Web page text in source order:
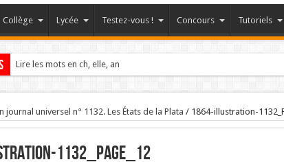
Collège Lycée Testez-vous ! Concours Tutoriels
Lire les mots en ch, elle, an
journal universel n° 1132. Les États de la Plata / 1864-illustration-
1132_Page_12